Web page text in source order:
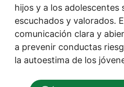
hijos y a los adolescentes
escuchados y valorados.
comunicación clara y
a prevenir conductas
la autoestima de los